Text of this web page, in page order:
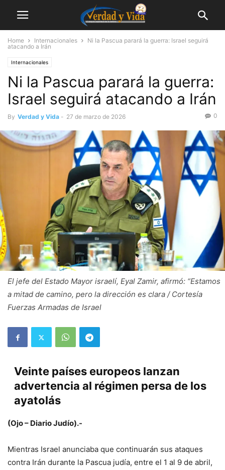
Home Internacionales
Ni la Pascua parará la guerra: Israel seguirá
atacando a Irán
Internacionales
Ni la Pascua parará la guerra:
Israel seguirá atacando a Irán
By Verdad y Vida - 27 de marzo de 2026 0
El jefe del Estado Mayor israelí, Eyal Zamir, afirmó: “Estamos
a mitad de camino, pero la dirección es clara / Cortesía
Fuerzas Armadas de Israel
Veinte países europeos lanzan
advertencia al régimen persa de los
ayatolás
(Ojo – Diario Judío).-
Mientras Israel anunciaba que continuarán sus ataques
contra Irán durante la Pascua judía, entre el 1 al 9 de abril,